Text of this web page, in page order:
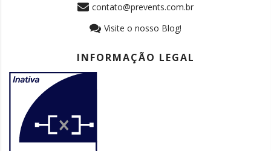
contato@prevents.com.br
Visite o nosso Blog!
INFORMAÇÃO LEGAL